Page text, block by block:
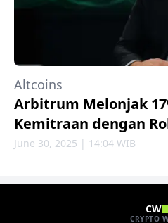
Altcoins
Arbitrum Melonjak
Kemitraan dengan
June 30, 2025 | 14:04 WIB
CW
CRYPTO